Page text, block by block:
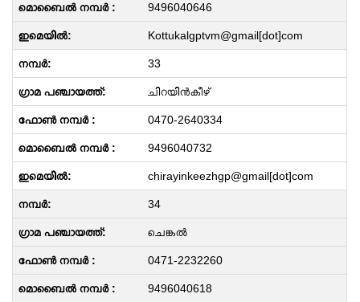
9496040646
Kottukalgptvm@gmail[dot]com
33
ചിറയിൻകീഴ്
0470-2640334
9496040732
chirayinkeezhgp@gmail[dot]com
34
ചെങ്കൽ
0471-2232260
9496040618